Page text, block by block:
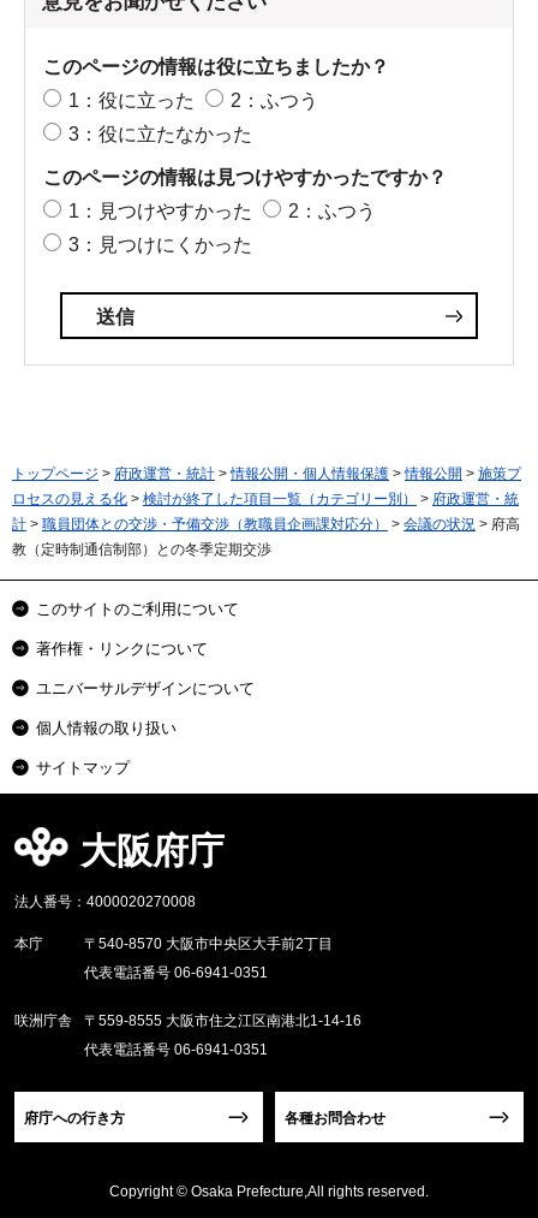
このページの情報は役に立ちましたか？
1：役に立った
2：ふつう
3：役に立たなかった
このページの情報は見つけやすかったですか？
1：見つけやすかった
2：ふつう
3：見つけにくかった
トップページ > 府政運営・統計 >情報公開・個人情報保護 >情報公開 > 施策プ
ロセスの見える化 > 検討が終了した項目一覧（カテゴリー別） > 府政運営・統
計 > 職員団体との交渉・予備交渉（教職員企画課対応分） > 会議の状況 > 府高
教（定時制通信制部）との冬季定期交渉
このサイトのご利用について
著作権・リンクについて
ユニバーサルデザインについて
個人情報の取り扱い
サイトマップ
大阪府庁
法人番号：4000020270008
本庁
〒540-8570 大阪市中央区大手前2丁目
代表電話番号 06-6941-0351
咲洲庁舎
〒559-8555 大阪市住之江区南港北1-14-16
代表電話番号 06-6941-0351
府庁への行き方 各種お問合わせ
Copyright © Osaka Prefecture,All rights reserved.